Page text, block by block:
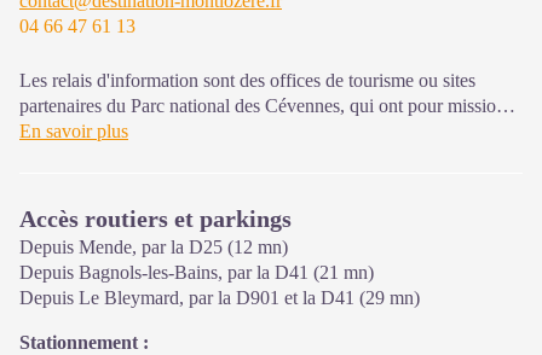
04 66 47 61 13
Les relais d'information sont des offices de tourisme ou sites
partenaires du Parc national des Cévennes, qui ont pour mission
l'information et la sensibilisation sur l'offre de découverte et
Ouvert de mi-avril à fin septembre
En savoir plus
Accès routiers et parkings
Depuis Mende, par la D25 (12 mn)
Depuis Bagnols-les-Bains, par la D41 (21 mn)
Depuis Le Bleymard, par la D901 et la D41 (29 mn)
Stationnement :